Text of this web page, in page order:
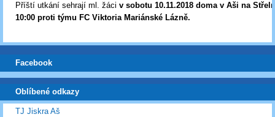
Příští utkání sehrají ml. žáci v sobotu 10.11.2018 doma v Aši na
10:00 proti týmu FC Viktoria Mariánské Lázně.
Facebook
Oblíbené odkazy
TJ Jiskra Aš